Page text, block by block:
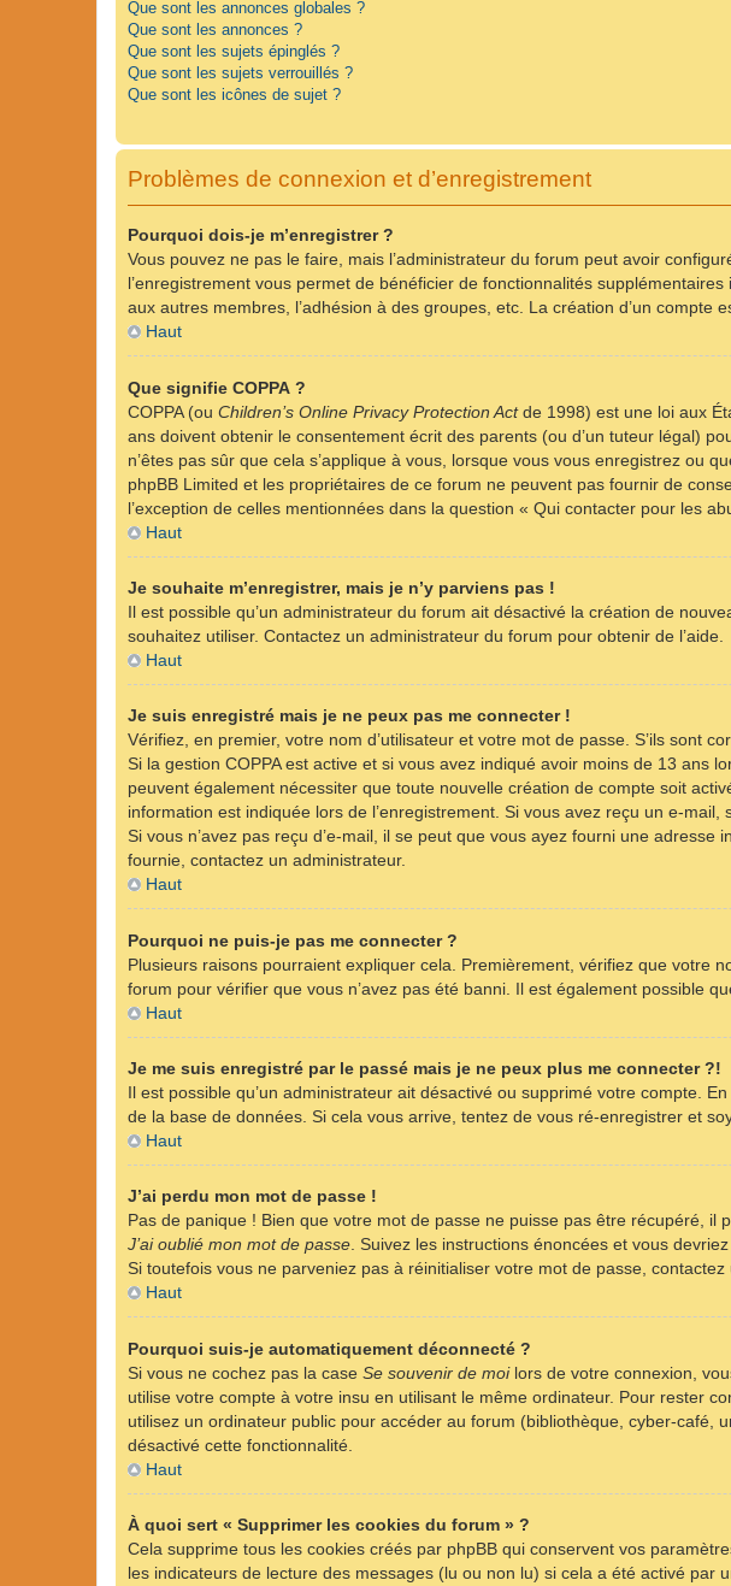
Que sont les annonces globales ?
Que sont les annonces ?
Que sont les sujets épinglés ?
Que sont les sujets verrouillés ?
Que sont les icônes de sujet ?
Problèmes de connexion et d’enregistrement
Pourquoi dois-je m’enregistrer ?
Vous pouvez ne pas le faire, mais l’administrateur du forum peut avoir
l’enregistrement vous permet de bénéficier de fonctionnalités
aux autres membres, l’adhésion à des groupes, etc. La création d’un compte
Haut
Que signifie COPPA ?
COPPA (ou Children’s Online Privacy Protection Actde 1998) est une loi aux
ans doivent obtenir le consentement écrit des parents (ou d’un tuteur légal)
n’êtes pas sûr que cela s’applique à vous, lorsque vous vous enregistrez ou
phpBB Limited et les propriétaires de ce forum ne peuvent pas fournir de
l’exception de celles mentionnées dans la question « Qui contacter pour les
Haut
Je souhaite m’enregistrer, mais je n’y parviens pas !
Il est possible qu’un administrateur du forum ait désactivé la création de
souhaitez utiliser. Contactez un administrateur du forum pour obtenir de l’aide.
Haut
Je suis enregistré mais je ne peux pas me connecter !
Vérifiez, en premier, votre nom d’utilisateur et votre mot de passe. S’ils sont
Si la gestion COPPA est active et si vous avez indiqué avoir moins de 13 ans
peuvent également nécessiter que toute nouvelle création de compte soit
information est indiquée lors de l’enregistrement. Si vous avez reçu un e-mail,
Si vous n’avez pas reçu d’e-mail, il se peut que vous ayez fourni une
fournie, contactez un administrateur.
Haut
Pourquoi ne puis-je pas me connecter ?
Plusieurs raisons pourraient expliquer cela. Premièrement, vérifiez que votre
forum pour vérifier que vous n’avez pas été banni. Il est également possible
Haut
Je me suis enregistré par le passé mais je ne peux plus me connecter ?!
Il est possible qu’un administrateur ait désactivé ou supprimé votre compte.
de la base de données. Si cela vous arrive, tentez de vous ré-enregistrer et
Haut
J’ai perdu mon mot de passe !
Pas de panique ! Bien que votre mot de passe ne puisse pas être récupéré,
J’ai oublié mon mot de passe. Suivez les instructions énoncées et vous
Si toutefois vous ne parveniez pas à réinitialiser votre mot de passe,
Haut
Pourquoi suis-je automatiquement déconnecté ?
Si vous ne cochez pas la case Se souvenir de moilors de votre connexion,
utilise votre compte à votre insu en utilisant le même ordinateur. Pour rester
utilisez un ordinateur public pour accéder au forum (bibliothèque, cyber-café,
désactivé cette fonctionnalité.
Haut
À quoi sert « Supprimer les cookies du forum » ?
Cela supprime tous les cookies créés par phpBB qui conservent vos
les indicateurs de lecture des messages (lu ou non lu) si cela a été activé